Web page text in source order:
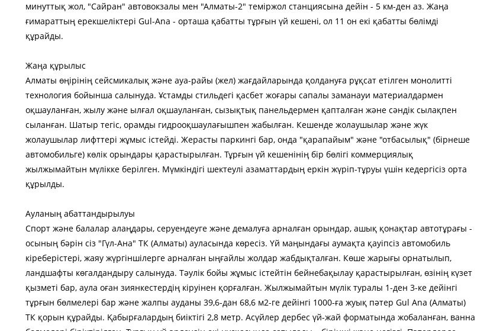
минуттық жол, "Сайран" автовокзалы мен "Алматы-2" теміржол станциясына дейін - 5 км-ден аз. Жаңа
ғимараттың ерекшеліктері Gul-Ana - орташа қабатты тұрғын үй кешені, ол 11 он екі қабатты бөлімді
құрайды.
Жаңа құрылыс
Алматы өңірінің сейсмикалық және ауа-райы (жел) жағдайларында қолдануға рұқсат етілген монолитті
технология бойынша салынуда. Ұстамды стильдегі қасбет жоғары сапалы заманауи материалдармен
оқшауланған, жылу және ылғал оқшауланған, сызықтық панельдермен қапталған және сәндік сылақпен
сыланған. Шатыр тегіс, орамды гидрооқшаулағышпен жабылған. Кешенде жолаушылар және жүк
жолаушылар лифттері жұмыс істейді. Жерасты паркингі бар, онда "қарапайым" және "отбасылық" (бірнеше
автомобильге) көлік орындары қарастырылған. Тұрғын үй кешенінің бір бөлігі коммерциялық
жылжымайтын мүлікке берілген. Мүмкіндігі шектеулі азаматтардың еркін жүріп-тұруы үшін кедергісіз орта
құрылды.
Ауланың абаттандырылуы
Спорт және балалар алаңдары, серуендеуге және демалуға арналған орындар, ашық қонақтар автотұрағы -
осының бәрін сіз "Гүл-Ана" ТК (Алматы) ауласында көресіз. Үй маңындағы аумақта қауіпсіз автомобиль
кіреберістері, жаяу жүргіншілерге арналған ыңғайлы жолдар жабдықталған. Көше жарығы орнатылып,
ландшафты көгалдандыру салынуда. Тәулік бойы жұмыс істейтін бейнебақылау қарастырылған, өзінің күзет
қызметі бар, аула оған зиянкестердің кіруінен қорғалған. Жылжымайтын мүлік туралы 1-ден 3-ке дейінгі
тұрғын бөлмелері бар және жалпы ауданы 39,6-дан 68,6 м2-ге дейінгі 1000-ға жуық пәтер Gul Ana (Алматы)
ТК қорын құрайды. Қабырғалардың биіктігі 2,8 метр. Асүйлер дербес үй-жай форматында жобаланған, ванна